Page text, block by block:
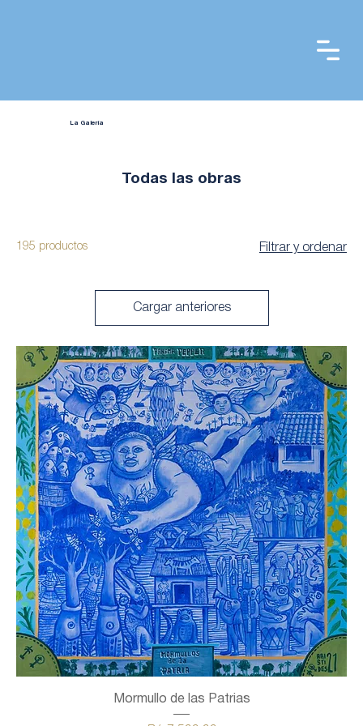
La Galería
Todas las obras
195 productos Filtrar y ordenar
Cargar anteriores
Mormullo de las Patrias